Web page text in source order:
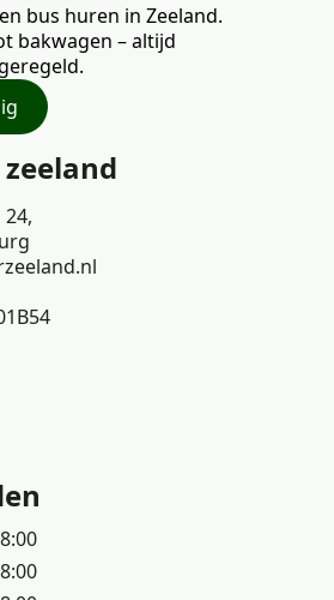
bus huren in Zeeland.
bakwagen – altijd